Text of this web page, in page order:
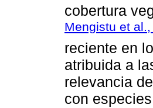
cobertura
Mengistu et
reciente en
atribuida a
relevancia
con